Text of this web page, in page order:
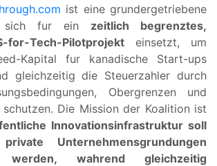
ist eine grundergetriebene
sich fur ein zeitlich begrenztes,
for-Tech-Pilotprojekt einsetzt, um
Kapital fur kanadische Start-ups
gleichzeitig die Steuerzahler durch
Obergrenzen und
schutzen. Die Mission der Koalition ist
Innovationsinfrastruktur soll
Unternehmensgrundungen
werden, wahrend gleichzeitig